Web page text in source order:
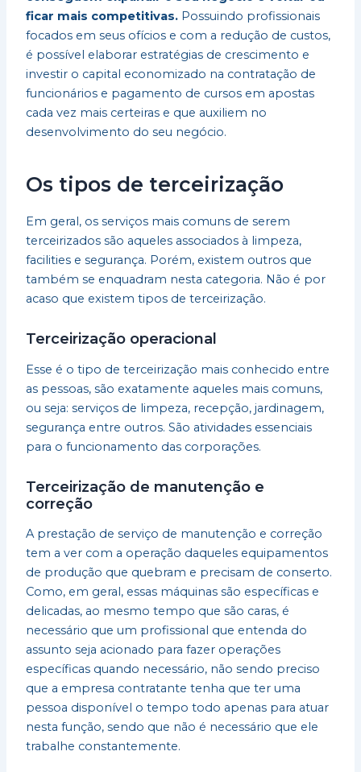
ficar mais competitivas. Possuindo profissionais
focados em seus ofícios e com a redução de custos,
é possível elaborar estratégias de crescimento e
investir o capital economizado na contratação de
funcionários e pagamento de cursos em apostas
cada vez mais certeiras e que auxiliem no
desenvolvimento do seu negócio.
Os tipos de terceirização
Em geral, os serviços mais comuns de serem
terceirizados são aqueles associados à limpeza,
facilities e segurança. Porém, existem outros que
também se enquadram nesta categoria. Não é por
acaso que existem tipos de terceirização.
Terceirização operacional
Esse é o tipo de terceirização mais conhecido entre
as pessoas, são exatamente aqueles mais comuns,
ou seja: serviços de limpeza, recepção, jardinagem,
segurança entre outros. São atividades essenciais
para o funcionamento das corporações.
Terceirização de manutenção e
correção
A prestação de serviço de manutenção e correção
tem a ver com a operação daqueles equipamentos
de produção que quebram e precisam de conserto.
Como, em geral, essas máquinas são específicas e
delicadas, ao mesmo tempo que são caras, é
necessário que um profissional que entenda do
assunto seja acionado para fazer operações
específicas quando necessário, não sendo preciso
que a empresa contratante tenha que ter uma
pessoa disponível o tempo todo apenas para atuar
nesta função, sendo que não é necessário que ele
trabalhe constantemente.